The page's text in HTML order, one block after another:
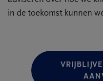
in de toekomst kunnen